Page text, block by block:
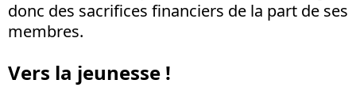
donc des sacrifices financiers de la part de ses
membres.
Vers la jeunesse !